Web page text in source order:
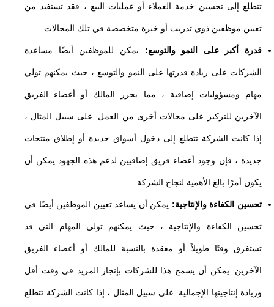
تتطلع إلى تحسين خدمة العملاء أو عمليات البيع ، فقد تستفيد من
تعيين موظفين ذوي تدريب أو خبرة متخصصة في تلك المجالات.
قدرة أكبر على النمو والتوسع: يمكن للموظفين أيضًا مساعدة
الشركات على زيادة قدرتها على النمو والتوسع ، حيث يمكنهم تولي
مهام ومسؤوليات إضافية ، مما يحرر المالك أو أعضاء الفريق
الآخرين للتركيز على مجالات أخرى من العمل. على سبيل المثال ،
إذا كانت الشركة تتطلع إلى دخول أسواق جديدة أو إطلاق منتجات
جديدة ، فإن وجود أعضاء فريق إضافيين لدعم هذه الجهود يمكن أن
يكون أمرًا بالغ الأهمية لنجاح الشركة.
تحسين الكفاءة والإنتاجية: يمكن أن يساعد تعيين الموظفين أيضًا في
تحسين الكفاءة والإنتاجية ، حيث يمكنهم تولي المهام التي قد
تستغرق وقتًا طويلاً أو معقدة بالنسبة للمالك أو أعضاء الفريق
الآخرين. يمكن أن يسمح هذا للشركات بإنجاز المزيد في وقت أقل
وزيادة إنتاجيتها الإجمالية. على سبيل المثال ، إذا كانت الشركة تتطلع